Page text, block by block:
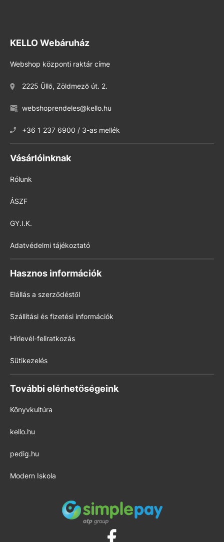
KELLO Webáruház
Webshop központi raktár címe
2225 Üllő, Zöldmező út. 2.
webshoprendeles@kello.hu
+36 1 237 6900 / 3-as mellék
Vásárlóinknak
Rólunk
ÁSZF
GY.I.K.
Adatvédelmi tájékoztató
Hasznos információk
Elállás a szerződéstől
Szállítási és fizetési információk
Hírlevél-feliratkozás
Sütikezelés
További elérhetőségeink
Könyvkultúra
kello.hu
pedig.hu
Modern Iskola